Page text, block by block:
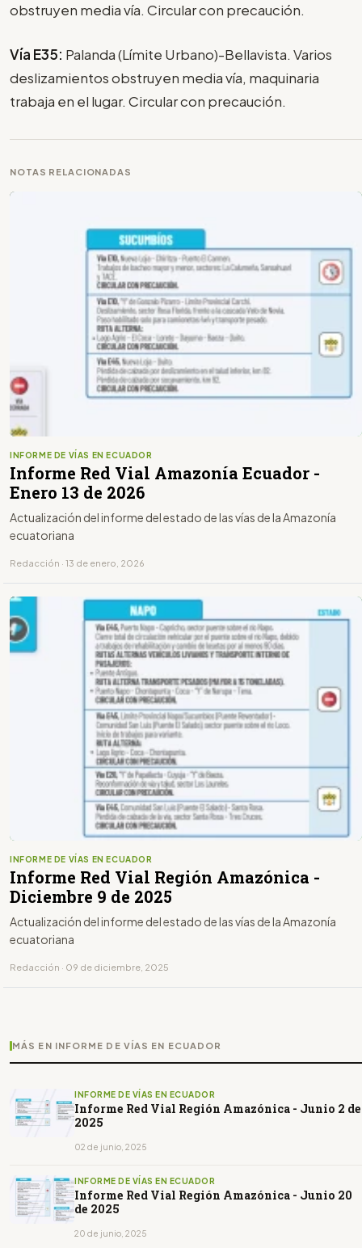
obstruyen media vía. Circular con precaución.
Vía E35: Palanda (Límite Urbano)-Bellavista. Varios
deslizamientos obstruyen media vía, maquinaria
trabaja en el lugar. Circular con precaución.
NOTAS RELACIONADAS
INFORME DE VÍAS EN ECUADOR
Informe Red Vial Amazonía Ecuador -
Enero 13 de 2026
Actualización del informe del estado de las vías de la Amazonía
ecuatoriana
Redacción · 13 de enero, 2026
INFORME DE VÍAS EN ECUADOR
Informe Red Vial Región Amazónica -
Diciembre 9 de 2025
Actualización del informe del estado de las vías de la Amazonía
ecuatoriana
Redacción · 09 de diciembre, 2025
MÁS EN INFORME DE VÍAS EN ECUADOR
INFORME DE VÍAS EN ECUADOR
Informe Red Vial Región Amazónica - Junio 2 de
2025
02 de junio, 2025
INFORME DE VÍAS EN ECUADOR
Informe Red Vial Región Amazónica - Junio 20
de 2025
20 de junio, 2025